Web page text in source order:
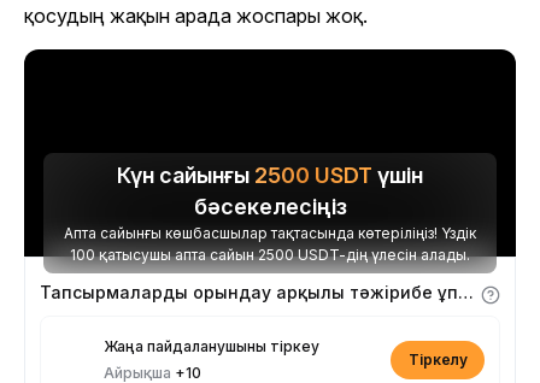
қосудың жақын арада жоспары жоқ.
Күн сайынғы 2500 USDT үшін
бәсекелесіңіз
Апта сайынғы көшбасшылар тақтасында көтеріліңіз! Үздік
100 қатысушы апта сайын 2500 USDT-дің үлесін алады.
Тапсырмаларды орындау арқылы тәжірибе ұпайларын алыңыз
Жаңа пайдаланушыны тіркеу
Айрықша +10
Тіркелу